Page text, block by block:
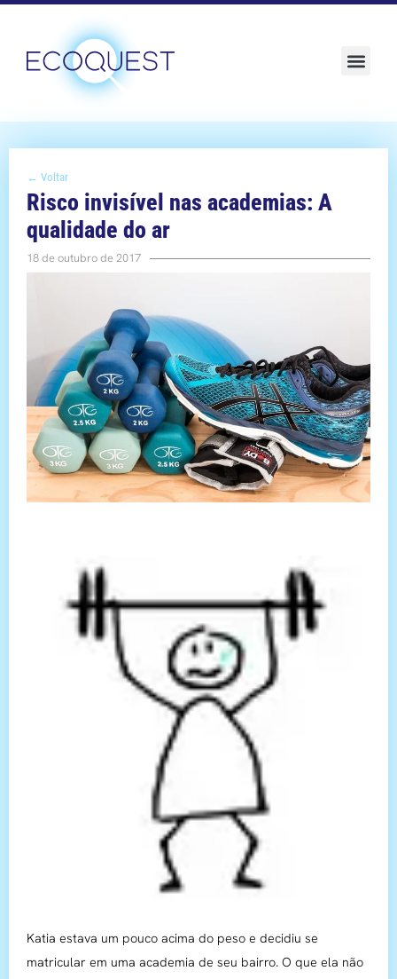
← Voltar
Risco invisível nas academias: A
qualidade do ar
18 de outubro de 2017
Katia estava um pouco acima do peso e decidiu se
matricular em uma academia de seu bairro. O que ela não